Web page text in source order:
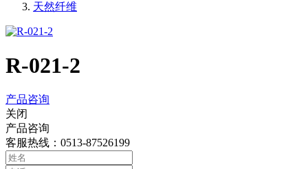
天然纤维
R-021-2
产品咨询
关闭
产品咨询
客服热线：0513-87526199